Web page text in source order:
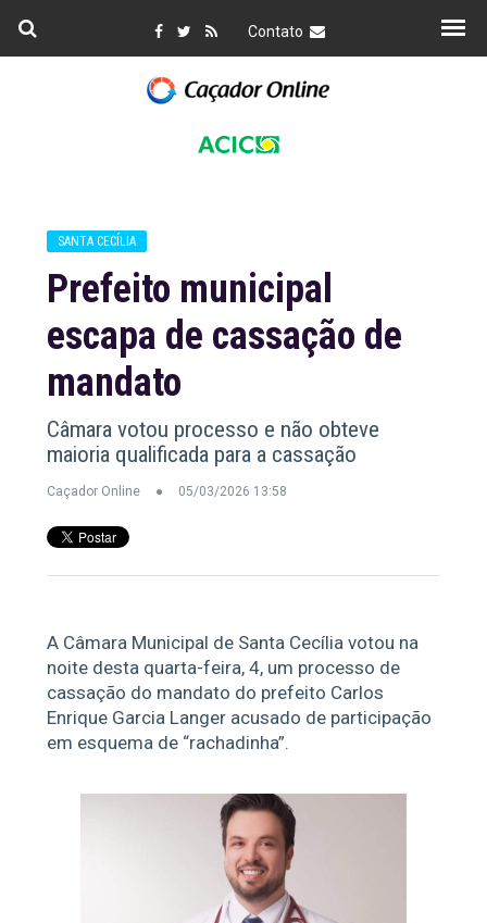
Contato
SANTA CECÍLIA
Prefeito municipal
escapa de cassação de
mandato
Câmara votou processo e não obteve
maioria qualificada para a cassação
Caçador Online 05/03/2026 13:58
A Câmara Municipal de Santa Cecília votou na
noite desta quarta-feira, 4, um processo de
cassação do mandato do prefeito Carlos
Enrique Garcia Langer acusado de participação
em esquema de “rachadinha”.